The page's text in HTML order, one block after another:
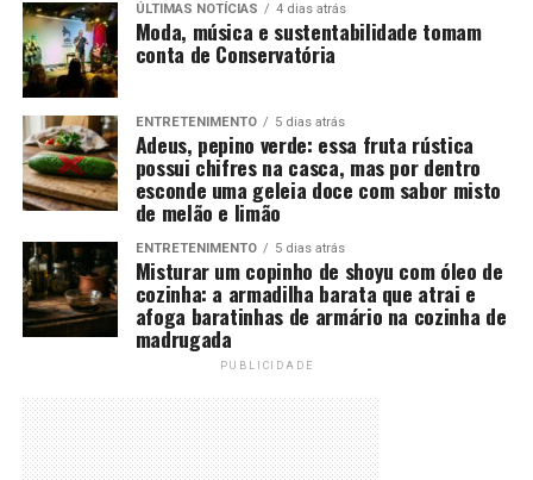
ÚLTIMAS NOTÍCIAS 4 dias atrás
Moda, música e sustentabilidade tomam
conta de Conservatória
ENTRETENIMENTO 5 dias atrás
Adeus, pepino verde: essa fruta rústica
possui chifres na casca, mas por dentro
esconde uma geleia doce com sabor misto
de melão e limão
ENTRETENIMENTO 5 dias atrás
Misturar um copinho de shoyu com óleo de
cozinha: a armadilha barata que atrai e
afoga baratinhas de armário na cozinha de
madrugada
PUBLICIDADE